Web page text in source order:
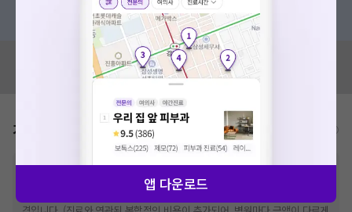
혹은, 의료상담 서비스에 다양한 게시글 보러가기
혹시 잘못된 병원정보가 있나요?
모두닥 팀에 알려주세요!
가격표 비급여/급여 진료란?
※비급여 항목의 경우,추가비용 등으로 실제 가격과 상이할 수 있으니, 정확
한 가격은 해당 의료기관에 직접 문의해주세요.
건강보험심사평가원
앱 다운로드